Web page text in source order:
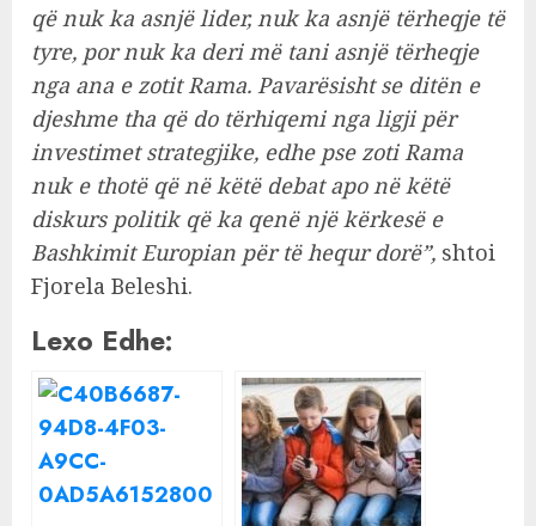
që nuk ka asnjë lider, nuk ka asnjë tërheqje të
tyre, por nuk ka deri më tani asnjë tërheqje
nga ana e zotit Rama. Pavarësisht se ditën e
djeshme tha që do tërhiqemi nga ligji për
investimet strategjike, edhe pse zoti Rama
nuk e thotë që në këtë debat apo në këtë
diskurs politik që ka qenë një kërkesë e
Bashkimit Europian për të hequr dorë”, shtoi
Fjorela Beleshi.
Lexo Edhe: